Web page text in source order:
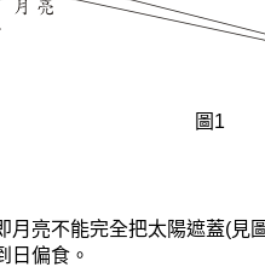
圖1
亮不能完全把太陽遮蓋(
日偏食。